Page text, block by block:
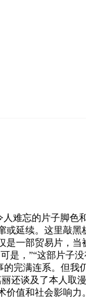
难忘的片子脚色
或延续。这里敲黑
是一部贸易片，当
，”“这部片子没
完满连系。但我
还谈及了本人取
价值和社会影响力